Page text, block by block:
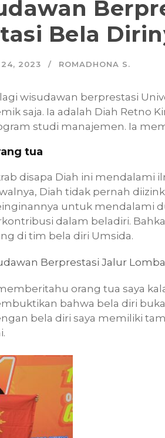
Bela
24, 2023 ROMADHONA S.
wisudawan berprestasi
saja. Ia adalah Diah Retno
studi manajemen. Ia
tua
disapa Diah ini mendalami
Diah tidak pernah
untuk mendalami
dalam beladiri.
di tim bela diri Umsida.
Berprestasi Jalur
orang tua saya
bahwa bela diri
bela diri saya memiliki